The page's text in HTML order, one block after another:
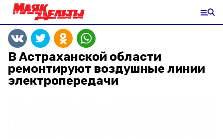
В Астраханской области
ремонтируют воздушные линии
электропередачи